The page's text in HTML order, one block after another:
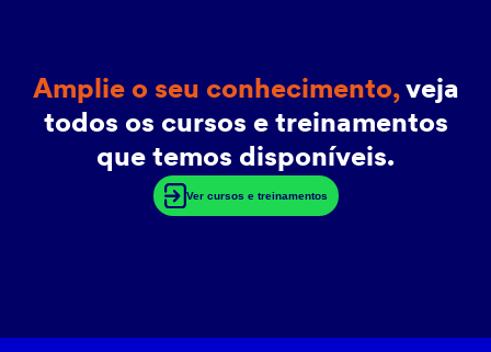
Amplie o seu conhecimento, veja
todos os cursos e treinamentos
que temos disponíveis.
Ver cursos e treinamentos